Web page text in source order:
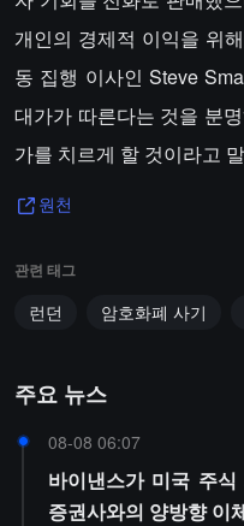
개인의 경제적 이익을 위
동 집행 이사인 Steve
대가가 따른다는 것을 분
가를 치르게 할 것이라고
원천
관련 태그
런던 암호화폐 사기
주요 뉴스
08-08 06:07
바이낸스가 미국 주
증권사와의 양방향 이